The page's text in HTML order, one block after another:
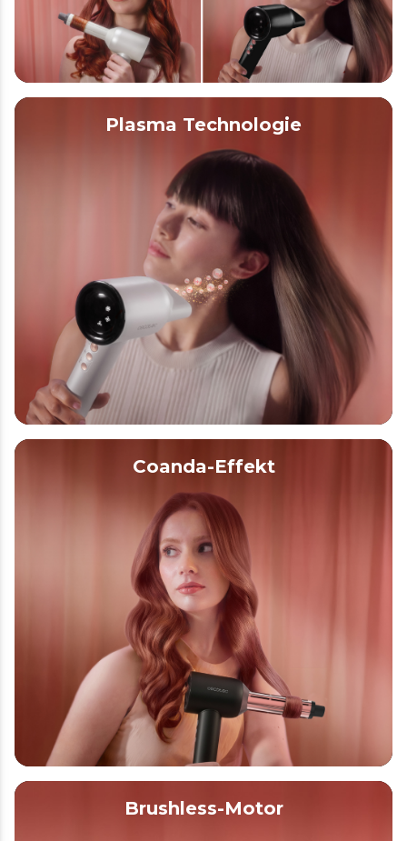
Plasma Technologie
Coanda-Effekt
Brushless-Motor